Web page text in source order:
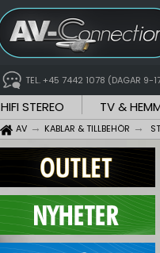
TEL. +45 7442 1078 (DAGAR 9-
HIFI STEREO TV &
AV KABLAR & TILLBEHÖR